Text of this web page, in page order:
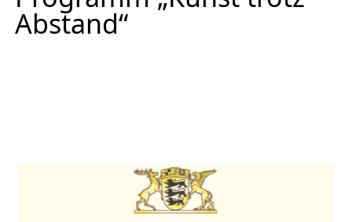
Abstand“